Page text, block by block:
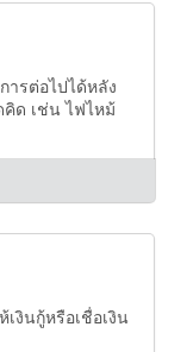
ารต่อไปได้หลัง
คิด เช่น ไฟไหม้
งินกู้หรือเชื่อเงิน